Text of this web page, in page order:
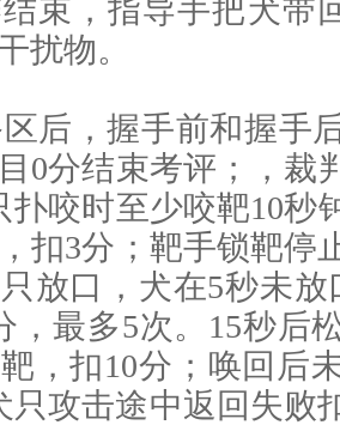
束，指导手把犬带
扰物。
后，握手前和握手
0分结束考评；，裁
扑咬时至少咬靶10秒
扣3分；靶手锁靶停
放口，犬在5秒未放
，最多5次。 15秒后
，扣10分； 唤回后
只攻击途中返回失败